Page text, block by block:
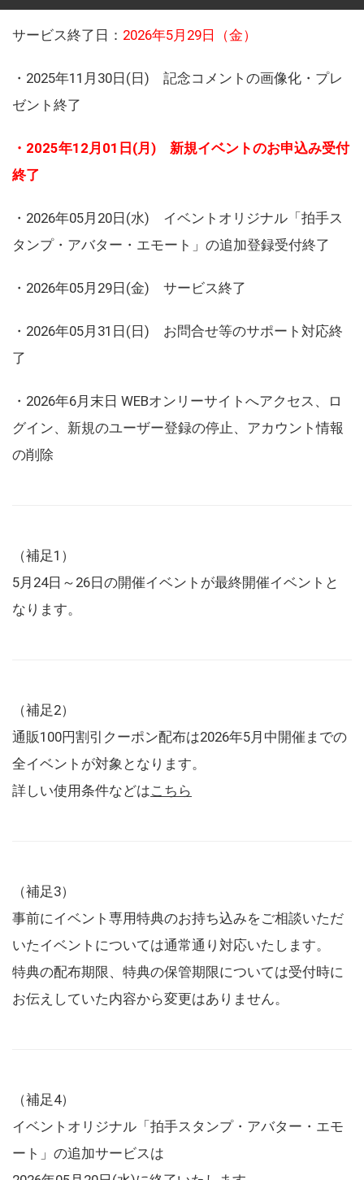
サービス終了日： 2026年5月29日（金）
・2025年11月30日(日) 記念コメントの画像化・プレ
ゼント終了
・2025年12月01日(月) 新規イベントのお申込み受付
終了
・2026年05月20日(水) イベントオリジナル「拍手ス
タンプ・アバター・エモート」の追加登録受付終了
・2026年05月29日(金) サービス終了
・2026年05月31日(日) お問合せ等のサポート対応終
了
・2026年6月末日 WEBオンリーサイトへアクセス、ロ
グイン、新規のユーザー登録の停止、アカウント情報
の削除
（補足1）
5月24日～26日の開催イベントが最終開催イベントと
なります。
（補足2）
通販100円割引クーポン配布は2026年5月中開催までの
全イベントが対象となります。
詳しい使用条件などはこちら
（補足3）
事前にイベント専用特典のお持ち込みをご相談いただ
いたイベントについては通常通り対応いたします。
特典の配布期限、特典の保管期限については受付時に
お伝えしていた内容から変更はありません。
（補足4）
イベントオリジナル「拍手スタンプ・アバター・エモ
ート」の追加サービスは